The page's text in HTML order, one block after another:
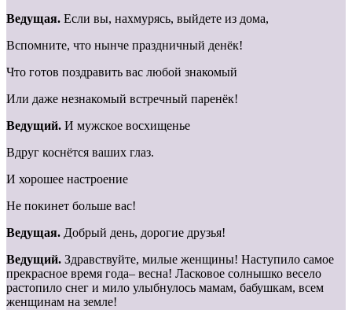
Ведущая. Если вы, нахмурясь, выйдете из дома,
Вспомните, что нынче праздничный денёк!
Что готов поздравить вас любой знакомый
Или даже незнакомый встречный паренёк!
Ведущий. И мужское восхищенье
Вдруг коснётся ваших глаз.
И хорошее настроение
Не покинет больше вас!
Ведущая. Добрый день, дорогие друзья!
Ведущий. Здравствуйте, милые женщины! Наступило самое
прекрасное время года– весна! Ласковое солнышко весело
растопило снег и мило улыбнулось мамам, бабушкам, всем
женщинам на земле!